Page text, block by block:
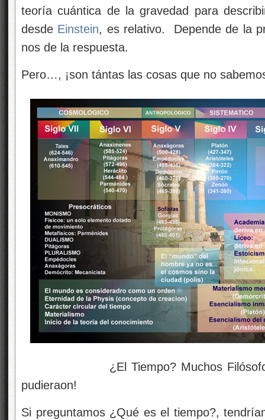
teoría cuántica de la gravedad para
desde Einstein, es relativo. Depende de la
nos de la respuesta.
Pero…, ¡son tántas las cosas que no
¿El Tiempo? Muchos Filósofos lo
pudieraon!
Si preguntamos ¿Qué es el tiempo?,